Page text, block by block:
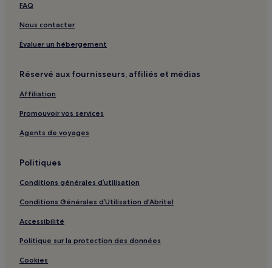
FAQ
Nous contacter
Évaluer un hébergement
Réservé aux fournisseurs, affiliés et médias
Affiliation
Promouvoir vos services
Agents de voyages
Politiques
Conditions générales d’utilisation
Conditions Générales d’Utilisation d’Abritel
Accessibilité
Politique sur la protection des données
Cookies